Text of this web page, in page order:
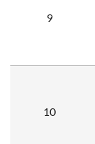
9
10